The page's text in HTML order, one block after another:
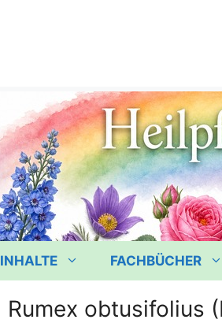
INHALTE FACHBÜCHER
Rumex obtusifolius